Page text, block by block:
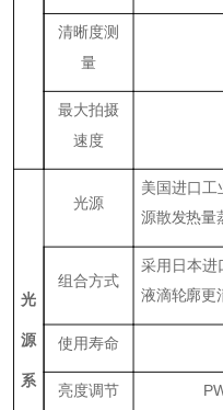
清晰度测
量
最大拍摄
速度
光
源
系
光源
美国进口工
源散发热量
组合方式
采用日本进
液滴轮廓更
使用寿命
亮度调节 P